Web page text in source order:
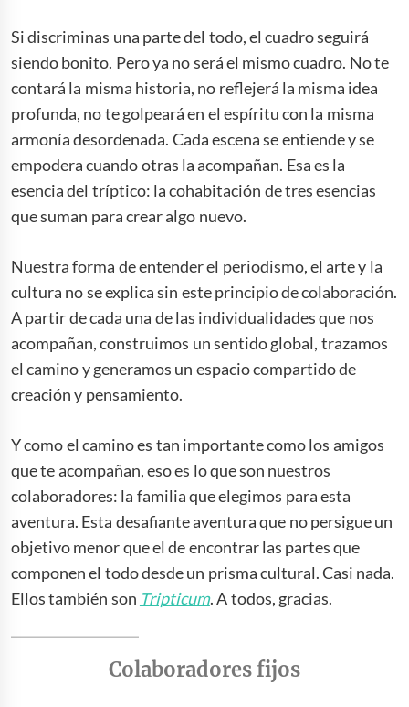
Si discriminas una parte del todo, el cuadro seguirá
siendo bonito. Pero ya no será el mismo cuadro. No te
contará la misma historia, no reflejerá la misma idea
profunda, no te golpeará en el espíritu con la misma
armonía desordenada. Cada escena se entiende y se
empodera cuando otras la acompañan. Esa es la
esencia del tríptico: la cohabitación de tres esencias
que suman para crear algo nuevo.
Nuestra forma de entender el periodismo, el arte y la
cultura no se explica sin este principio de colaboración.
A partir de cada una de las individualidades que nos
acompañan, construimos un sentido global, trazamos
el camino y generamos un espacio compartido de
creación y pensamiento.
Y como el camino es tan importante como los amigos
que te acompañan, eso es lo que son nuestros
colaboradores: la familia que elegimos para esta
aventura. Esta desafiante aventura que no persigue un
objetivo menor que el de encontrar las partes que
componen el todo desde un prisma cultural. Casi nada.
Ellos también son Tripticum. A todos, gracias.
Colaboradores fijos